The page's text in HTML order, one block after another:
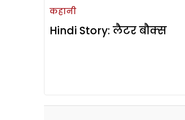
कहानी
Hindi Story: लैटर बौक्स